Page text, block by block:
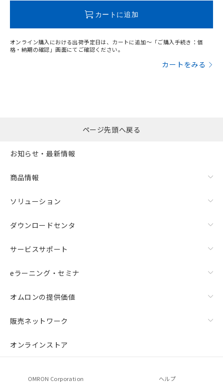
カートに追加
オンライン購入における出荷予定日は、カートに追加～「ご購入手続き：価
格・納期の確認」画面にてご確認ください。
カートをみる
ページ先頭へ戻る
お知らせ・最新情報
商品情報
ソリューション
ダウンロードセンタ
サービスサポート
eラーニング・セミナ
オムロンの提供価値
販売ネットワーク
オンラインストア
OMRON Corporation ヘルプ